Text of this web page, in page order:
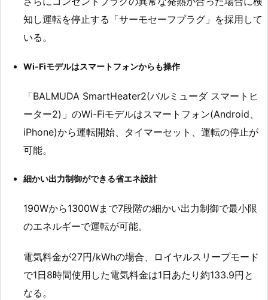
知し運転を停止する「サーモセーフプラグ」を採用して
いる。
Wi-Fiモデルはスマートフォンからも操作
「BALMUDA SmartHeater2(バルミューダ スマートヒ
ーター2) 」のWi-Fiモデルはスマートフォン(Android、
iPhone)から運転開始、タイマーセット、運転の停止が
可能。
細かい出力制御ができる省エネ設計
190Wから1300Wまで7段階の細かい出力制御で最小限
のエネルギーで運転が可能。
電気料金が27円/kWhの場合、ロイヤルスリープモード
で1日8時間使用した電気料金は1日あたり約133.9円と
なる。